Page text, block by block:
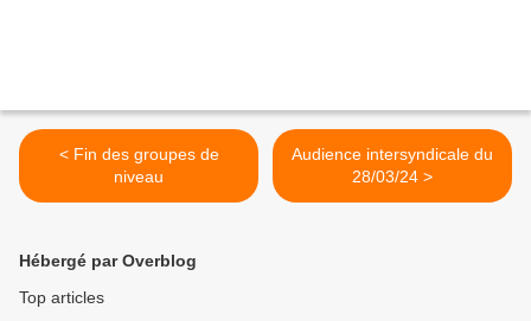
< Fin des groupes de
niveau
Audience intersyndicale du
28/03/24 >
Hébergé par Overblog
Top articles